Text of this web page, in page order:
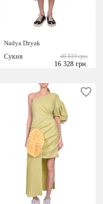
Nadya Dzyak
Сукня
40 819 грн.
16 328 грн.